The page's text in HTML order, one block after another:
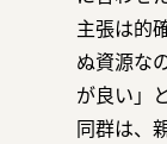
主張は的
ぬ資源な
が良い」
同群は、